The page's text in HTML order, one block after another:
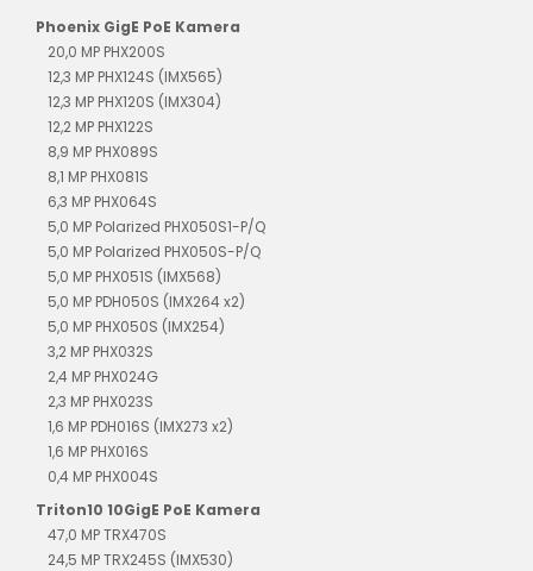
Phoenix GigE PoE Kamera
20,0 MP PHX200S
12,3 MP PHX124S (IMX565)
12,3 MP PHX120S (IMX304)
12,2 MP PHX122S
8,9 MP PHX089S
8,1 MP PHX081S
6,3 MP PHX064S
5,0 MP Polarized PHX050S1-P/Q
5,0 MP Polarized PHX050S-P/Q
5,0 MP PHX051S (IMX568)
5,0 MP PDH050S (IMX264 x2)
5,0 MP PHX050S (IMX254)
3,2 MP PHX032S
2,4 MP PHX024G
2,3 MP PHX023S
1,6 MP PDH016S (IMX273 x2)
1,6 MP PHX016S
0,4 MP PHX004S
Triton10 10GigE PoE Kamera
47,0 MP TRX470S
24,5 MP TRX245S (IMX530)